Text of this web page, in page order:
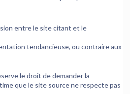
entre le site citant et le
tendancieuse, ou contraire aux
le droit de demander la
que le site source ne respecte pas